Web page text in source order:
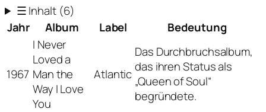
☰Inhalt (6)
Jahr
Album Label Bedeutung
1967
I Never
Loved a
Man the
Way I Love
You
Atlantic
Das Durchbruchsalbum,
das ihren Status als
„Queen of Soul“
begründete.